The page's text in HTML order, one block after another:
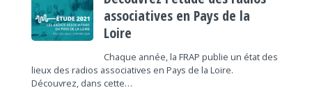
associatives en Pays de la
Loire
Chaque année, la FRAP publie un état des
lieux des radios associatives en Pays de la Loire.
Découvrez, dans cette…